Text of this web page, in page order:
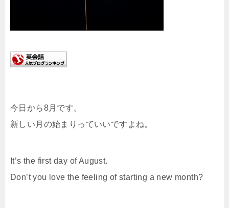
今日から8月です。
新しい月の始まりっていいですよね。
It’s the first day of August.
Don’t you love the feeling of starting a new month?